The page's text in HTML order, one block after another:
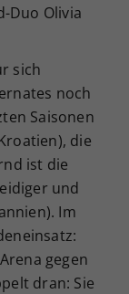
Duo Olivia
sich
noch
Saisonen
die
ist die
und
Im
gegen
dran: Sie